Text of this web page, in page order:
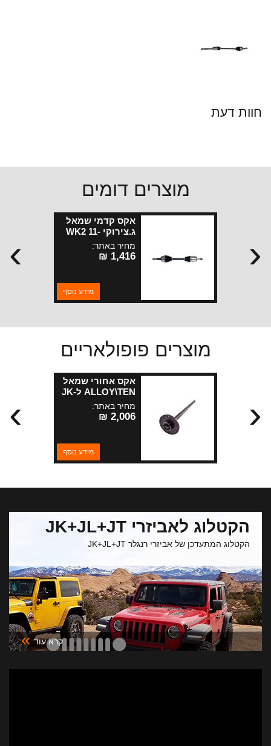
חוות דעת
מוצרים דומים
אקס קדמי שמאל
ג.צירוקי WK2 11-
18 עם טרנספר
MP3010
מחיר באתר:
1,416 ₪
מידע נוסף
› ‹
מוצרים פופולאריים
אקס אחורי שמאל
ALLOY\TEN ל-JK
רוביקון
מחיר באתר:
2,006 ₪
מידע נוסף
› ‹
הקטלוג לאביזרי JK+JL+JT
הקטלוג המתעדכן של אביזרי רנגלר JK+JL+JT
קרא עוד »